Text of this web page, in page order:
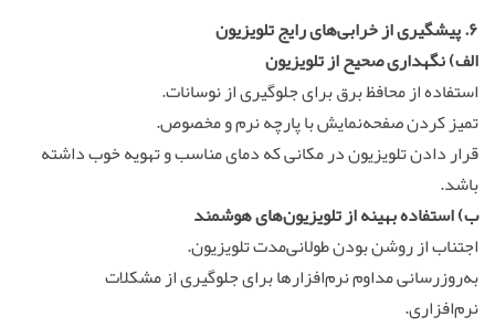
۶. پیشگیری از خرابی‌های رایج تلویزیون
الف)نگهداری صحیح از تلویزیون
استفاده از محافظ برق برای جلوگیری از نوسانات.
تمیز کردن صفحه‌نمایش با پارچه نرم و مخصوص.
قرار دادن تلویزیون در مکانی که دمای مناسب و تهویه خوب داشته
باشد.
ب)استفاده بهینه از تلویزیون‌های هوشمند
اجتناب از روشن بودن طولانی‌مدت تلویزیون.
به‌روزرسانی مداوم نرم‌افزارها برای جلوگیری از مشکلات
نرم‌افزاری.